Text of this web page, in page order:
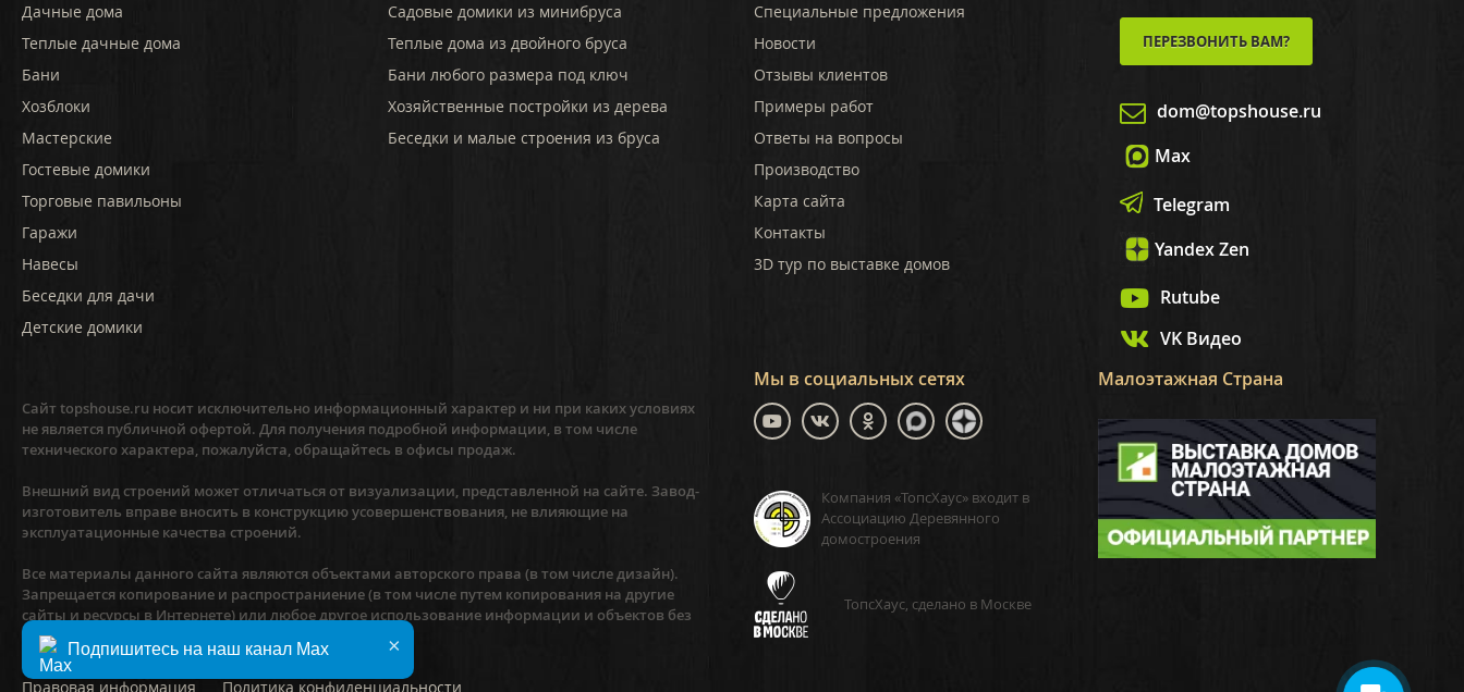
Дачные дома
Теплые дачные дома
Бани
Хозблоки
Мастерские
Гостевые домики
Торговые павильоны
Гаражи
Навесы
Беседки для дачи
Детские домики
Садовые домики из минибруса
Теплые дома из двойного бруса
Бани любого размера под ключ
Хозяйственные постройки из дерева
Беседки и малые строения из бруса
Специальные предложения
Новости
Отзывы клиентов
Примеры работ
Ответы на вопросы
Производство
Карта сайта
Контакты
3D тур по выставке домов
ПЕРЕЗВОНИТЬ ВАМ?
dom@topshouse.ru
Max
Telegram
Yandex Zen
Rutube
VK Видео
Мы в социальных сетях
Компания «ТопсХаус» входит в
Ассоциацию Деревянного
домостроения
ТопсХаус, сделано в Москве
Малоэтажная Страна
Сайт topshouse.ru носит исключительно информационный характер и ни при каких условиях
не является публичной офертой. Для получения подробной информации, в том числе
технического характера, пожалуйста, обращайтесь в офисы продаж.
Внешний вид строений может отличаться от визуализации, представленной на сайте. Завод-
изготовитель вправе вносить в конструкцию усовершенствования, не влияющие на
эксплуатационные качества строений.
Все материалы данного сайта являются объектами авторского права (в том числе дизайн).
Запрещается копирование и распространиение (в том числе путем копирования на другие
сайты и ресурсы в Интернете) или любое другое использование информации и объектов без
предварительного согласия правообладателя.
Правовая информация Политика конфиденциальности
×
Подпишитесь на наш канал Max